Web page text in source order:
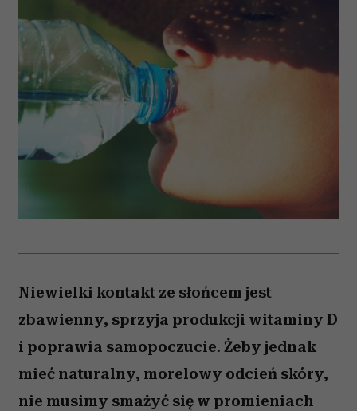
Niewielki kontakt ze słońcem jest
zbawienny, sprzyja produkcji witaminy D
i poprawia samopoczucie. Żeby jednak
mieć naturalny, morelowy odcień skóry,
nie musimy smażyć się w promieniach